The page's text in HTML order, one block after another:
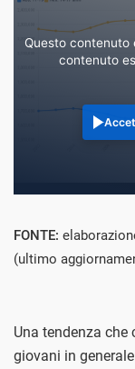
Questo contenuto
contenuto
FONTE:
(ultimo
Una tendenza che
giovani in